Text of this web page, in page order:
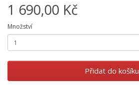
1 690,00 Kč
Množství
Přidat do košíku